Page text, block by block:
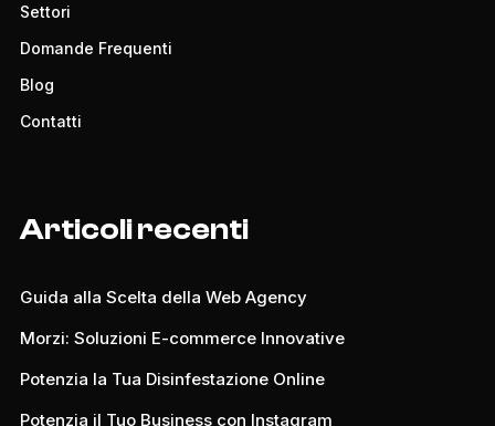
Settori
Domande Frequenti
Blog
Contatti
Articoli recenti
Guida alla Scelta della Web Agency
Morzi: Soluzioni E-commerce Innovative
Potenzia la Tua Disinfestazione Online
Potenzia il Tuo Business con Instagram